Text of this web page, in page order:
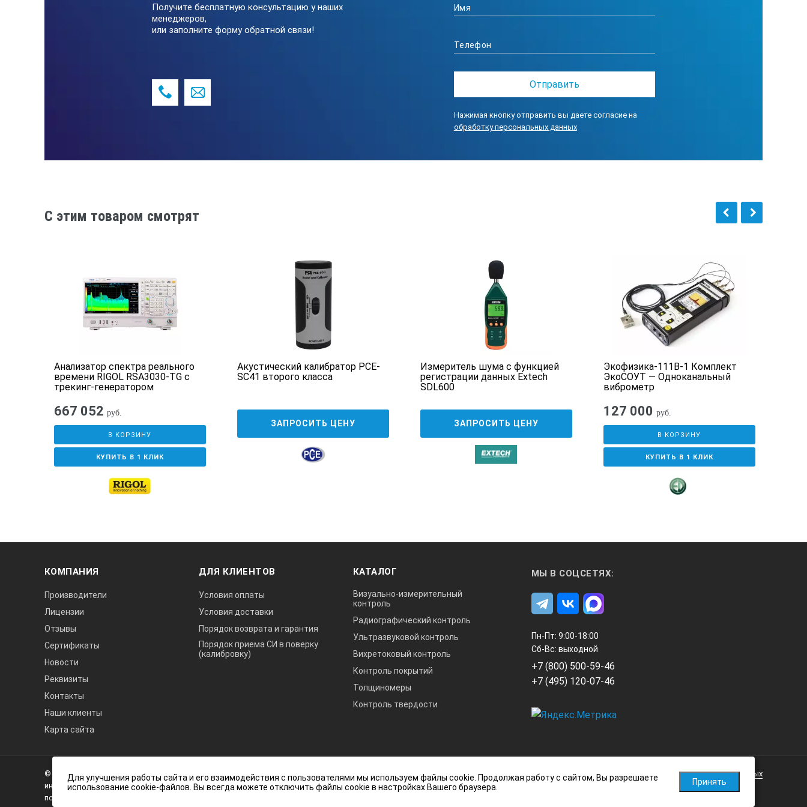
Интерфейс USB, адаптер USB – UART. 7. Индикация низкого заряда батареи и режим автоматического выключения питания (режим
ожидания)/
Реестр номер
Диапазон измерения объёма воздушного потока, м³/мин
Диапазон измерения уровня освещения, lux
Диапазон измерения влажности, %RH
Единицы измерения dB; lux; м/с; км/ч; фут/мин; миль/ч; морских миль/ч; °C; °F; м³/мин; фут³/мин
Индикатор низкого заряда батареи
USB, адаптер USB – UART
да
да
да
Батарея 9 В
Получите бесплатную консультацию у наших
менеджеров,
или заполните форму обратной связи!
Нажимая кнопку отправить вы даете согласие на
обработку персональных данных
C этим товаром смотрят
Анализатор спектра реального
времени RIGOL RSA3030-TG с
трекинг-генератором
667 052 руб.
В КОРЗИНУ
КУПИТЬ В 1 КЛИК
Акустический калибратор PCE-
SC41 второго класса
ЗАПРОСИТЬ ЦЕНУ
Измеритель шума с функцией
регистрации данных Extech
SDL600
ЗАПРОСИТЬ ЦЕНУ
Экофизика-111В-1 Комплект
ЭкоСОУТ — Одноканальный
виброметр
127 000 руб.
В КОРЗИНУ
КУПИТЬ В 1 КЛИК
КОМПАНИЯ
Производители
Лицензии
Отзывы
Сертификаты
Новости
Реквизиты
Контакты
Наши клиенты
Карта сайта
ДЛЯ КЛИЕНТОВ
Условия оплаты
Условия доставки
Порядок возврата и гарантия
Порядок приема СИ в поверку
(калибровку)
КАТАЛОГ
Визуально-измерительный
контроль
Радиографический контроль
Ультразвуковой контроль
Вихретоковый контроль
Контроль покрытий
Толщиномеры
Контроль твердости
МЫ В СОЦСЕТЯХ:
Пн-Пт: 9:00-18:00
Сб-Вс: выходной
+7 (800) 500-59-46
+7 (495) 120-07-46
Нагорный© 2026 А3 Инжиниринг Обращаем Ваше внимание на то, что данный интернет-сайт носит исключительно
информационный характер и ни при каких условиях не является публичной офертой, определяемой
положениями статьи 437 (2) Гражданского кодекса Российской Федерации.
Политика обработки персональных данных
Для улучшения работы сайта и его взаимодействия с пользователями мы используем файлы cookie. Продолжая работу с сайтом, Вы разрешаете
использование cookie-файлов. Вы всегда можете отключить файлы cookie в настройках Вашего браузера.
Принять